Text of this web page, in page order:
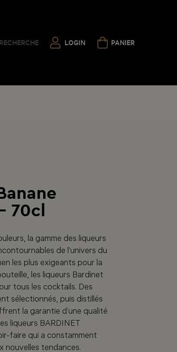
RECHERCHE LOGIN PANIER
70cl
la gamme des liqueurs
de l’univers du
les plus exigeants pour la
les liqueurs Bardinet
tous les cocktails. Des
sélectionnés, puis distillés
la garantie d’une qualité
liqueurs BARDINET
faire qui a constamment
nouvelles tendances.